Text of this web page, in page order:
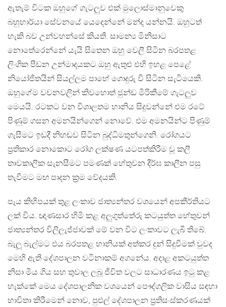
ඇතැම් විටක ඔහුගේ ගැටලුව එක් මුලොස්මානුවෙකු
බහුභාර්යා සේවනයේ යෙදෙන්නේ මන්ද යන්නයි. ඔහුටත්
හැකි බව උන්වහන්සේ කියති. සාමන්‍ය මිනිසාට
නොතේරෙන්නේ යැයි සිතෙන ඔහු වෙලී සිටින බරපතළ
ලිංගික පීඩන උන්මාදයකට ඔහු ඇතුළු එහි ඉහළ පෙළේ
නියෝජිතයින් සියල්ලම පාහේ ගොදුරු වී සිටින සැටියෙකි.
ඔහුගේම වචනවලින් කිවහොත් ජුන්ඩ මිරිකීමේ ගැටලුව
මෙයයි. රටකට වන විශාලතම හානිය සිදුවන්නේ එම රටේ
පිණුම් ගසන අමනයින්ගෙන් නොවේ. එම අමනයින්ට පිණුම්
ගැසීමට ඉඩදී නිහඬව සිටින බුද්ධිමතුන්ගෙනි. රෝගයට
ප්‍රතිකාර නොකොට රෝග ලක්ෂණ යටපත්කිරීම වූ කලී
තාවකාලීක සැනසීමට පමණක් හේතුවන දීර්ඝ කාලීන පසු
තැවීමට මඟ පාදන ක්‍රම වේදයකි.
පැය කිහිපයක් තුළ ලංකාව ජාත්‍යන්තර වශයෙන් අපකීර්තියට
ලක් විය. ඥාණසාර හිමි කළ අලුගුත්තේරු කටයුත්ත හේතුවන්
ජාත්‍යන්තර විලිලැජ්ජාවක් මේ වන විට ලංකාවට ලැබී තිබේ.
බැලූ බැල්මට එය බරපතළ හානියක් අත්කර දුන් සිදුවීමක් වුවද
මෙහි ඇති දේශපාලන වටිනාකම් අගනේය. අදාළ අකටයුත්ත
නිසා මිය ගිය සහ තුවාල ලබූ ජීවිත වලට සාධාරණය ඉටු කළ
හැක්කේ මෙය දේශපාලනික වශයෙන් පෞද්ගලික වාසිය සඳහා
භාවිතා කිරීමෙන් නොව, පුළුල් දේශපාලන ප්‍රතිසංස්කරණයක්